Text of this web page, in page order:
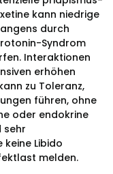
kann niedrige
durch
Syndrom
Interaktionen
erhöhen
zu Toleranz,
führen, ohne
oder endokrine
sehr
keine Libido
melden.